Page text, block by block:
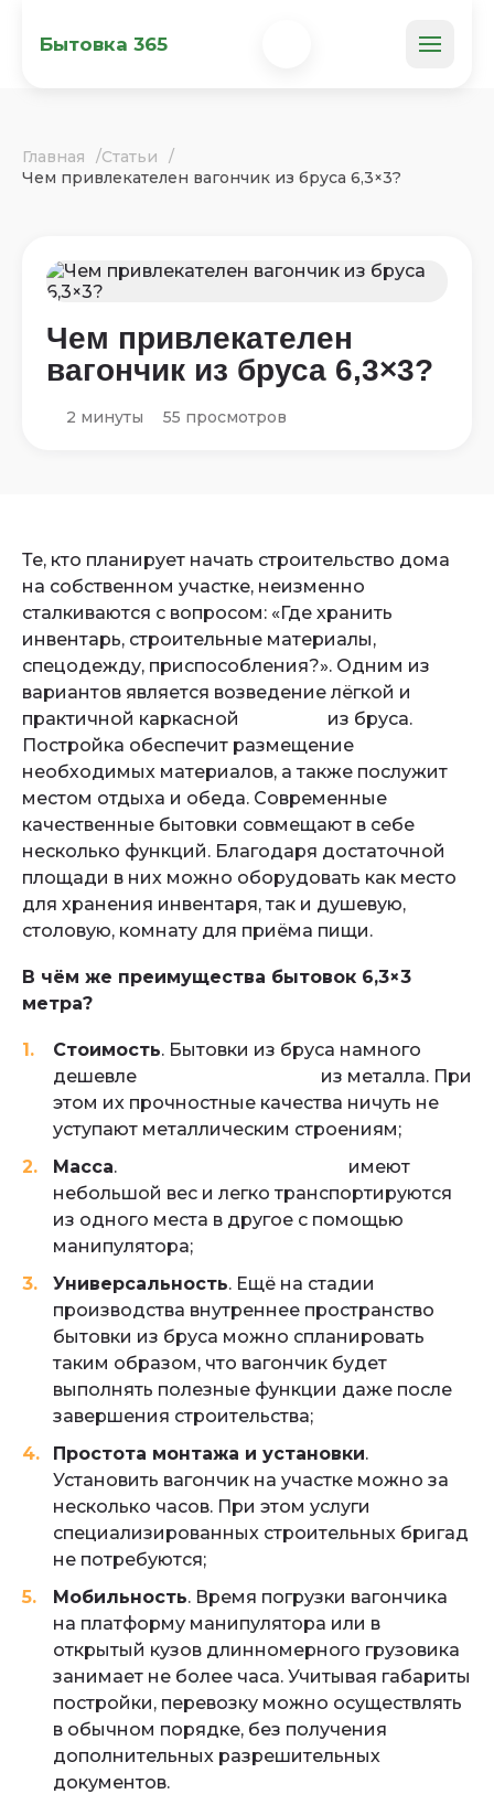
Бытовка 365
Главная
Статьи
Чем привлекателен вагончик из бруса 6,3×3?
Чем привлекателен
вагончик из бруса 6,3×3?
2 минуты 55 просмотров
Те, кто планирует начать строительство дома
на собственном участке, неизменно
сталкиваются с вопросом: «Где хранить
инвентарь, строительные материалы,
спецодежду, приспособления?». Одним из
вариантов является возведение лёгкой и
практичной каркасной
из бруса.
Постройка обеспечит размещение
необходимых материалов, а также послужит
местом отдыха и обеда. Современные
качественные бытовки совмещают в себе
несколько функций. Благодаря достаточной
площади в них можно оборудовать как место
для хранения инвентаря, так и душевую,
столовую, комнату для приёма пищи.
В чём же преимущества бытовок 6,3×3
метра?
Стоимость. Бытовки из бруса намного
дешевле
из металла. При
этом их прочностные качества ничуть не
уступают металлическим строениям;
Масса.
имеют
небольшой вес и легко транспортируются
из одного места в другое с помощью
манипулятора;
Универсальность. Ещё на стадии
производства внутреннее пространство
бытовки из бруса можно спланировать
таким образом, что вагончик будет
выполнять полезные функции даже после
завершения строительства;
Простота монтажа и установки.
Установить вагончик на участке можно за
несколько часов. При этом услуги
специализированных строительных бригад
не потребуются;
Мобильность. Время погрузки вагончика
на платформу манипулятора или в
открытый кузов длинномерного грузовика
занимает не более часа. Учитывая габариты
постройки, перевозку можно осуществлять
в обычном порядке, без получения
дополнительных разрешительных
документов.